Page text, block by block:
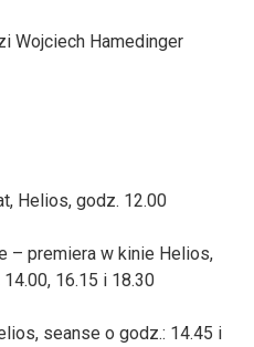
Wojciech Hamedinger
Helios, godz. 12.00
– premiera w kinie Helios,
16.15 i 18.30
seanse o godz.: 14.45 i